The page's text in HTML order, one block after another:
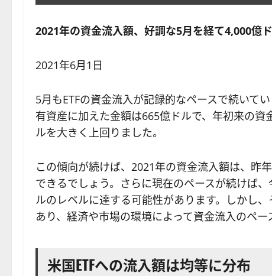
2021年の資金流入額、好調な5月を経て4,000億
2021年6月1日
5月もETFの資金流入が記録的なペースで続いて
有資産に加えた金額は665億ドルで、年初来の
ルを大きく上回りました。
この傾向が続けば、2021年の資金流入額は、昨
できるでしょう。さらに現在のペースが続けば
ルのレベルに達する可能性があります。しかし
あり、経済や市場の環境によって資金流入のペー
米国ETFへの流入額は均等に分布